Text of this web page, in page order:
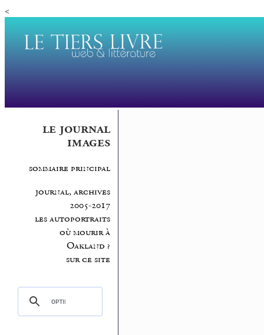
<
le journal
images
sommaire principal
journal, archives
2005-2017
les autoportraits
où mourir à
Oakland ?
sur ce site